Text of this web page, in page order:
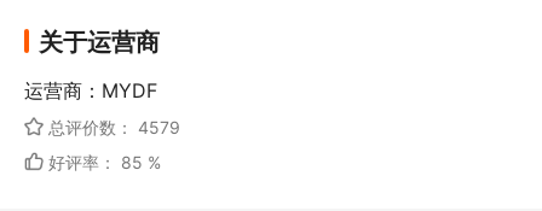
关于运营商
运营商：MYDF
总评价数： 4579
好评率： 85 %